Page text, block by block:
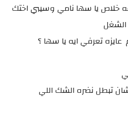
خلاص يا سها نامي وسيبي اختك
الشغل
تعرفي ايه يا سها ؟
تبطل نضره الشك اللي